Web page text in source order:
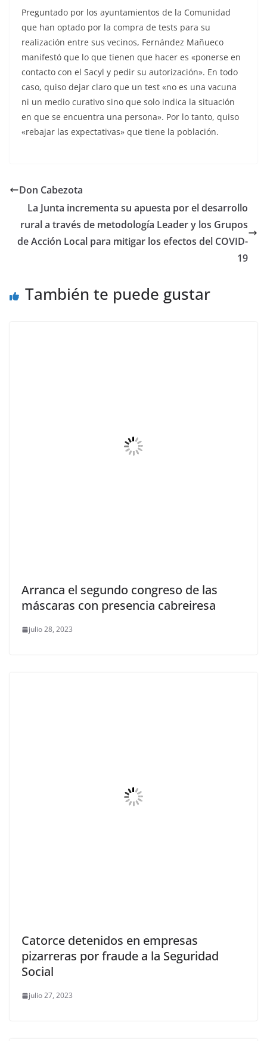
Preguntado por los ayuntamientos de la Comunidad
que han optado por la compra de tests para su
realización entre sus vecinos, Fernández Mañueco
manifestó que lo que tienen que hacer es «ponerse en
contacto con el Sacyl y pedir su autorización». En todo
caso, quiso dejar claro que un test «no es una vacuna
ni un medio curativo sino que solo indica la situación
en que se encuentra una persona». Por lo tanto, quiso
«rebajar las expectativas» que tiene la población.
Don Cabezota
La Junta incrementa su apuesta por el desarrollo
rural a través de metodología Leader y los Grupos
de Acción Local para mitigar los efectos del COVID-
19
También te puede gustar
Arranca el segundo congreso de las
máscaras con presencia cabreiresa
julio 28, 2023
Catorce detenidos en empresas
pizarreras por fraude a la Seguridad
Social
julio 27, 2023